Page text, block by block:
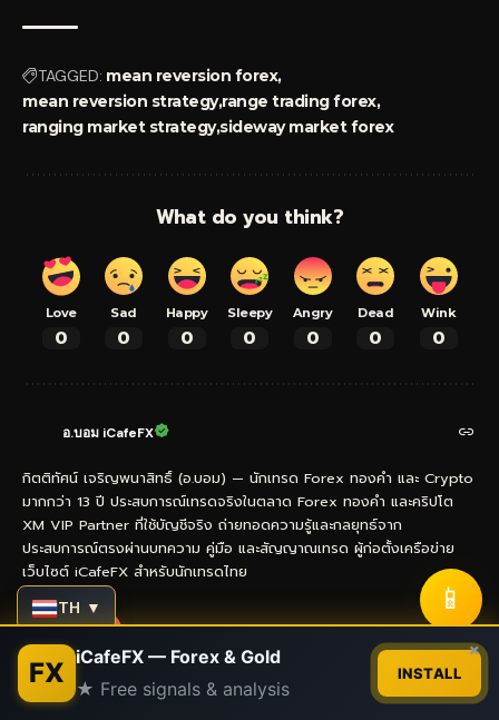
TAGGED: mean reversion forex
mean reversion strategyrange trading forex
ranging market strategysideway market forex
What do you think?
Love
0
Sad
0
Happy
0
Sleepy
0
Angry
0
Dead
0
Wink
0
อ.บอม iCafeFX
กิตติทัศน์ เจริญพนาสิทธิ์ (อ.บอม) — นักเทรด Forex ทองคำ และ Crypto
มากกว่า 13 ปี ประสบการณ์เทรดจริงในตลาด Forex ทองคำ และคริปโต
XM VIP Partner ที่ใช้บัญชีจริง ถ่ายทอดความรู้และกลยุทธ์จาก
ประสบการณ์ตรงผ่านบทความ คู่มือ และสัญญาณเทรด ผู้ก่อตั้งเครือข่าย
เว็บไซต์ iCafeFX สำหรับนักเทรดไทย
- Advertisement -
TH ▼ 📱
FX iCafeFX — Forex & Gold
★ Free signals & analysis
INSTALL
×
Contact us
Open